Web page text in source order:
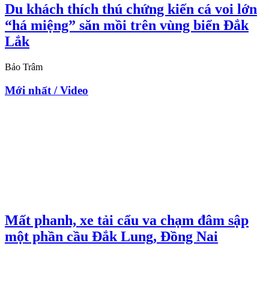
Du khách thích thú chứng kiến cá voi lớn
“há miệng” săn mồi trên vùng biển Đắk
Lắk
Bảo Trâm
Mới nhất / Video
Mất phanh, xe tải cẩu va chạm đâm sập
một phần cầu Đắk Lung, Đồng Nai